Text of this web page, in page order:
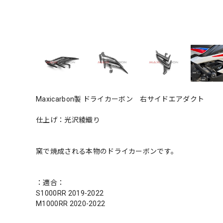
Maxicarbon製 ドライカーボン 右サイドエアダクト
仕上げ：光沢綾織り
窯で焼成される本物のドライカーボンです。
：適合：
S1000RR 2019-2022
M1000RR 2020-2022